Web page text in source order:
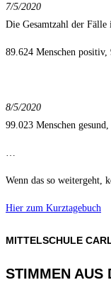
7/5/2020
Die Gesamtzahl der
89.624 Menschen positiv,
8/5/2020
99.023 Menschen
…
Wenn das so weitergeht,
Hier zum Kurztagebuch
MITTELSCHULE
STIMMEN AUS